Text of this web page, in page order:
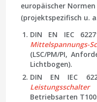
europäischer
(projektspezifisch u.
DIN EN IEC
(LSC/PM/PI,
Lichtbogen).
DIN EN IEC
Leistungsschalter
Betriebsarten